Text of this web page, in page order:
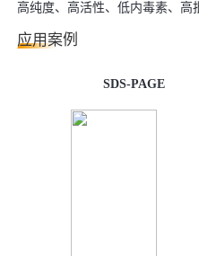
高纯度、高活性、低内毒素、高
应用案例
SDS-PAGE